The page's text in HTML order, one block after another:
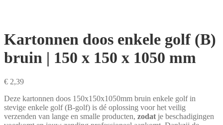
Kartonnen doos enkele golf (B)
bruin | 150 x 150 x 1050 mm
€ 2,39
Deze kartonnen doos 150x150x1050mm bruin enkele golf in
stevige enkele golf (B-golf) is dé oplossing voor het veilig
verzenden van lange en smalle producten, zodat je beschadigingen